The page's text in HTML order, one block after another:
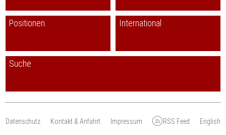
Positionen International
Suche
Datenschutz Kontakt & Anfahrt Impressum RSS Feed English